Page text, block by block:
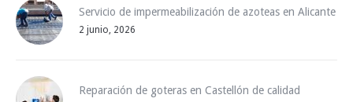
Servicio de impermeabilización de azoteas en Alicante
2 junio, 2026
Reparación de goteras en Castellón de calidad